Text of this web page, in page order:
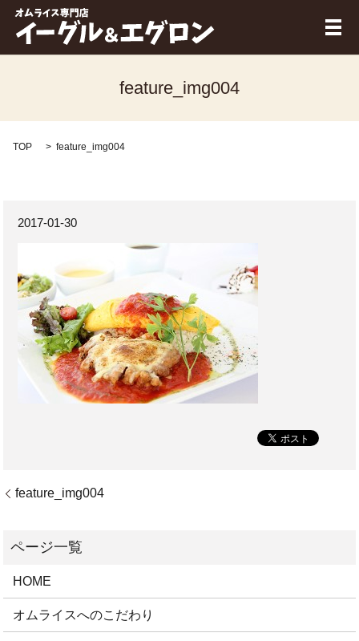
メ
feature_img004
TOP feature_img004
2017-01-30
feature_img004
HOME
オムライスへのこだわり